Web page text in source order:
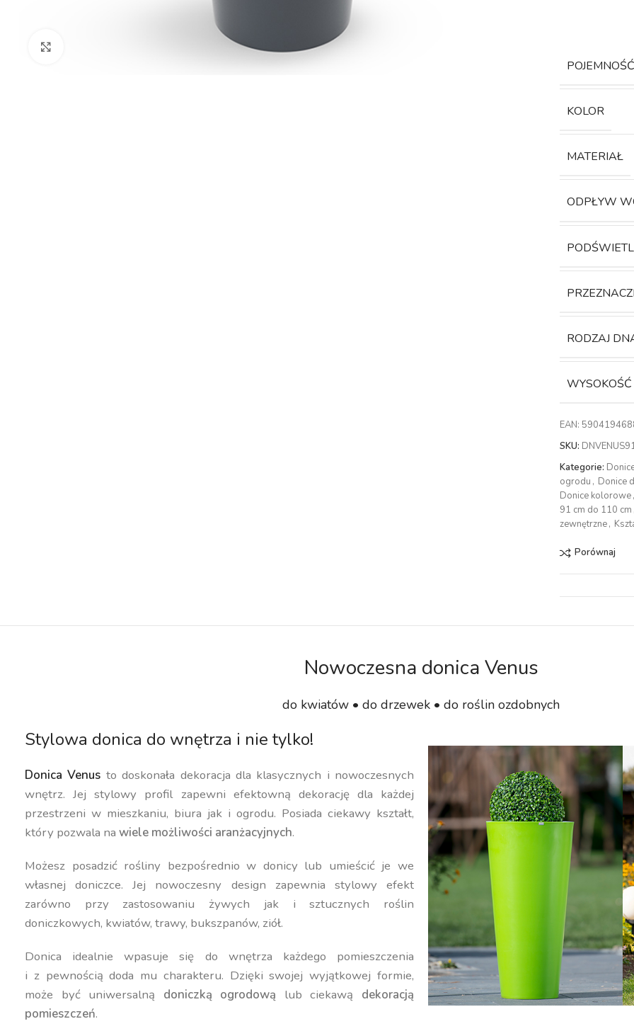
POJEMNOŚĆ
KOLOR
MATERIAŁ
ODPŁYW
RODZAJ
WYSOKOŚĆ
EAN:
SKU:
Kategorie:
ogrodu , Donice
Donice kolorowe,
91 cm do 110 cm
zewnętrzne,
Porównaj
Nowoczesna donica Venus
do kwiatów • do drzewek • do roślin ozdobnych
Stylowa donica do wnętrza i nie tylko!
Donica Venus to doskonała dekoracja dla klasycznych i nowoczesnych
wnętrz. Jej stylowy profil zapewni efektowną dekorację dla każdej
przestrzeni w mieszkaniu, biura jak i ogrodu. Posiada ciekawy kształt,
który pozwala nawiele możliwości aranżacyjnych.
Możesz posadzić rośliny bezpośrednio w donicy lub umieścić je we
własnej doniczce. Jej nowoczesny design zapewnia stylowy efekt
zarówno przy zastosowaniu żywych jak i sztucznych roślin
doniczkowych, kwiatów, trawy, bukszpanów, ziół.
Donica idealnie wpasuje się do wnętrza każdego pomieszczenia
i z pewnością doda mu charakteru. Dzięki swojej wyjątkowej formie,
może być uniwersalną doniczką ogrodową lub ciekawą dekoracją
pomieszczeń.